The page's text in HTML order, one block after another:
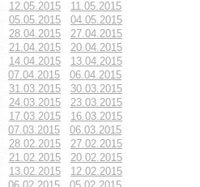
12.05.2015
11.05.2015
05.05.2015
04.05.2015
28.04.2015
27.04.2015
21.04.2015
20.04.2015
14.04.2015
13.04.2015
07.04.2015
06.04.2015
31.03.2015
30.03.2015
24.03.2015
23.03.2015
17.03.2015
16.03.2015
07.03.2015
06.03.2015
28.02.2015
27.02.2015
21.02.2015
20.02.2015
13.02.2015
12.02.2015